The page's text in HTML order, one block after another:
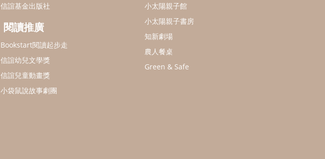
信誼基金出版社
閱讀推廣
Bookstart閱讀起步走
信誼幼兒文學獎
信誼兒童動畫獎
小袋鼠說故事劇團
小太陽親子館
小太陽親子書房
知新劇場
農人餐桌
Green & Safe